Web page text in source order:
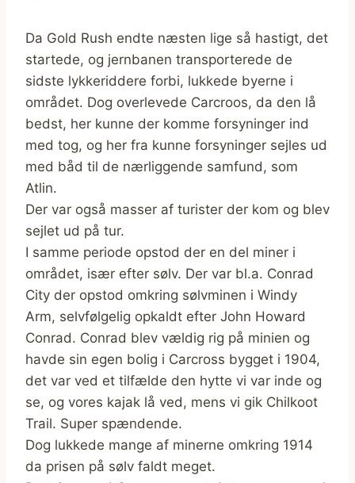
Da Gold Rush endte næsten lige så hastigt, det
startede, og jernbanen transporterede de
sidste lykkeriddere forbi, lukkede byerne i
området. Dog overlevede Carcroos, da den lå
bedst, her kunne der komme forsyninger ind
med tog, og her fra kunne forsyninger sejles ud
med båd til de nærliggende samfund, som
Atlin.
Der var også masser af turister der kom og blev
sejlet ud på tur.
I samme periode opstod der en del miner i
området, især efter sølv. Der var bl.a. Conrad
City der opstod omkring sølvminen i Windy
Arm, selvfølgelig opkaldt efter John Howard
Conrad. Conrad blev vældig rig på minien og
havde sin egen bolig i Carcross bygget i 1904,
det var ved et tilfælde den hytte vi var inde og
se, og vores kajak lå ved, mens vi gik Chilkoot
Trail. Super spændende.
Dog lukkede mange af minerne omkring 1914
da prisen på sølv faldt meget.